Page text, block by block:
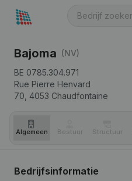
Bajoma (NV)
BE 0785.304.971
Rue Pierre Henvard
70, 4053 Chaudfontaine
Algemeen Bestuur Structuur
Bedrijfsinformatie